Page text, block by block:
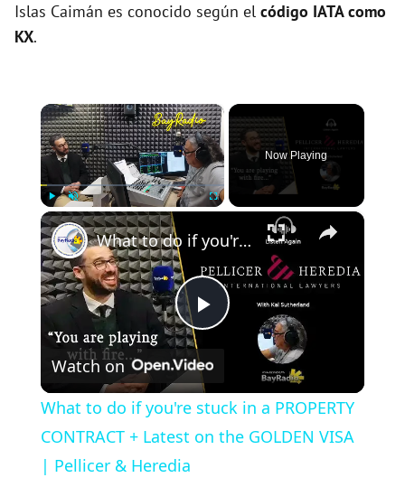
Islas Caimán es conocido según el código IATA como
KX.
×
Play Unmute
Now Playing
×
P
l
a
What to do if you're stuck in a PROPERTY CONTRACT + Latest on the GOLDEN VISA | Pellicer & Heredia
Watch on
What to do if you're stuck in a PROPERTY
CONTRACT + Latest on the GOLDEN VISA
| Pellicer & Heredia